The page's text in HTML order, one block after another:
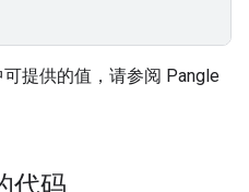
提供的值，请参阅 Pangle